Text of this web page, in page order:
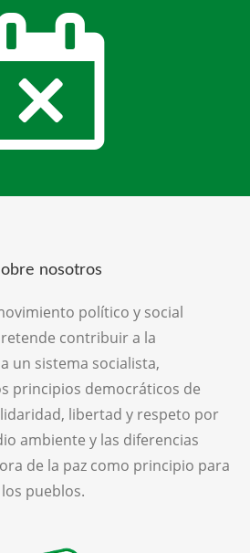
nosotros
político y social
contribuir a la
un sistema socialista,
principios democráticos de
libertad y respeto por
ambiente y las diferencias
de la paz como principio para
pueblos.